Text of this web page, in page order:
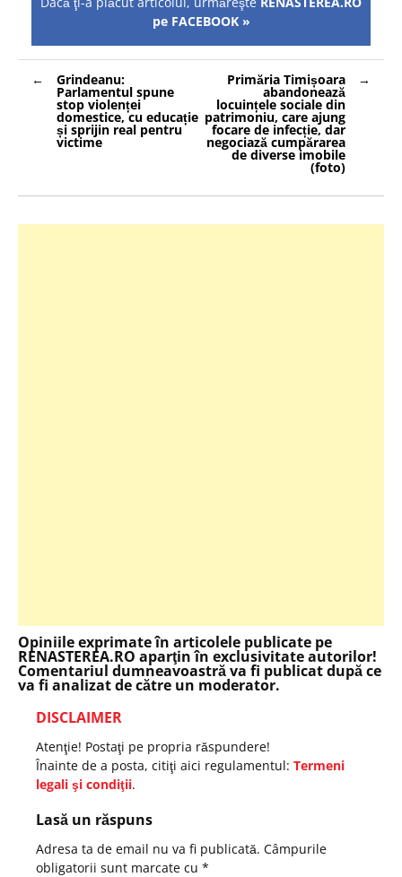
pe FACEBOOK »
Navigare
în
articole
Grindeanu:
Parlamentul spune
stop violenței
domestice, cu educație
și sprijin real pentru
victime
Primăria Timișoara
abandonează
locuințele sociale din
patrimoniu, care ajung
focare de infecție, dar
negociază cumpărarea
de diverse imobile
(foto)
Opiniile exprimate în articolele publicate pe
RENASTEREA.RO aparţin în exclusivitate autorilor!
Comentariul dumneavoastră va fi publicat după ce
va fi analizat de către un moderator.
DISCLAIMER
Atenţie! Postaţi pe propria răspundere!
Înainte de a posta, citiţi aici regulamentul: Termeni
legali şi condiţii.
Lasă un răspuns
Adresa ta de email nu va fi publicată. Câmpurile
obligatorii sunt marcate cu *